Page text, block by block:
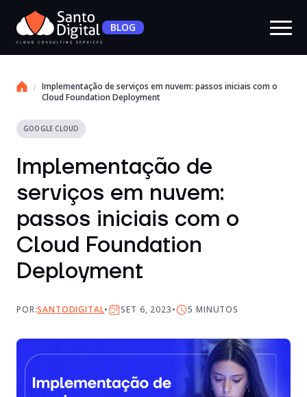
BLOG
Implementação de serviços em nuvem: passos iniciais com o
Cloud Foundation Deployment
GOOGLE CLOUD
Implementação de
serviços em nuvem:
passos iniciais com o
Cloud Foundation
Deployment
POR:SANTODIGITAL SET 6, 2023 5 MINUTOS